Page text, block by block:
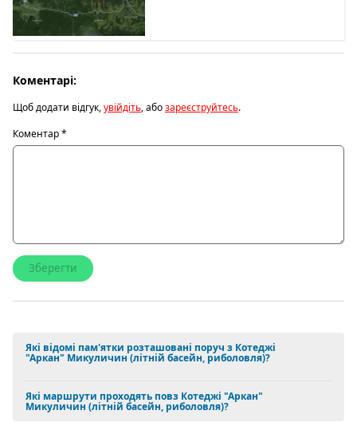
Коментарі:
Щоб додати відгук,увійдіть, абозареєструйтесь.
Коментар*
Які відомі пам'ятки розташовані поруч з Котеджі
"Аркан" Микуличин (літній басейн, риболовля)?
Які маршрути проходять повз Котеджі "Аркан"
Микуличин (літній басейн, риболовля)?